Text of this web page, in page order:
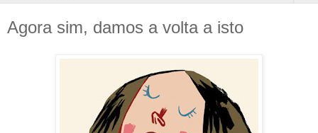
Agora sim, damos a volta a isto